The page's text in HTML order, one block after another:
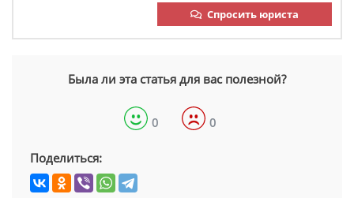
Спросить юриста
Была ли эта статья для вас полезной?
0 0
Поделиться: